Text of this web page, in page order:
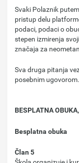
Svaki Polaznik
pristup delu
podaci, podaci o
stepen izmirenja
značaja za
Sva druga pitanja
posebnim ugovorom.
BESPLATNA
Besplatna obuka
Član 5